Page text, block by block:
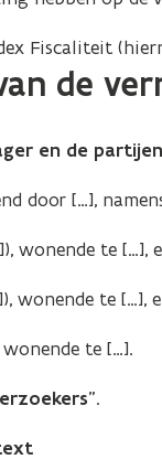
Fiscaliteit
de
en de partijen
door […],
wonende te […],
wonende te […],
te […].
”.